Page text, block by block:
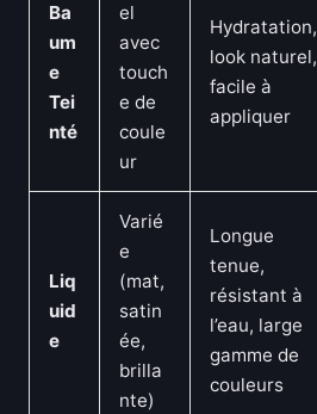
Ba
um
e
Tei
nté
el
avec
touch
e de
coule
ur
Hydratation,
look naturel,
facile à
appliquer
Liq
uid
e
Varié
e
(mat,
satin
ée,
brilla
nte)
Longue
tenue,
résistant à
l’eau, large
gamme de
couleurs